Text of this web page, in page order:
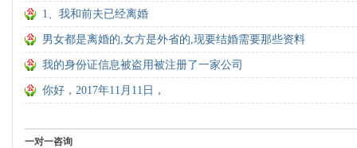
1、我和前夫已经离婚
男女都是离婚的,女方是外省的,现要结婚需要那些资料
我的身份证信息被盗用被注册了一家公司
你好，2017年11月11日，
一对一咨询